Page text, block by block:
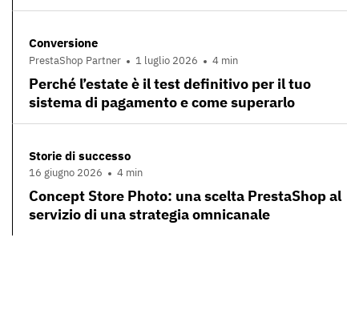
Conversione
PrestaShop Partner 1 luglio 2026 4 min
Perché l’estate è il test definitivo per il tuo
sistema di pagamento e come superarlo
Storie di successo
16 giugno 2026 4 min
Concept Store Photo: una scelta PrestaShop al
servizio di una strategia omnicanale